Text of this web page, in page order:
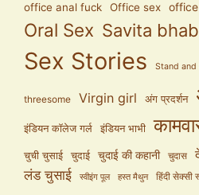
office anal fuck Office sex
Oral Sex Savita
Sex Stories Stand and
threesome Virgin girl अंग प्रदर्शन
इंडियन कॉलेज गर्ल इंडियन भाभी
चुची चुसाई चुदाई चुदाई की कहानी चुदास
लंड चुसाई स्वीइंग पूल हस्त मैथुन हिंदी सेक्सी